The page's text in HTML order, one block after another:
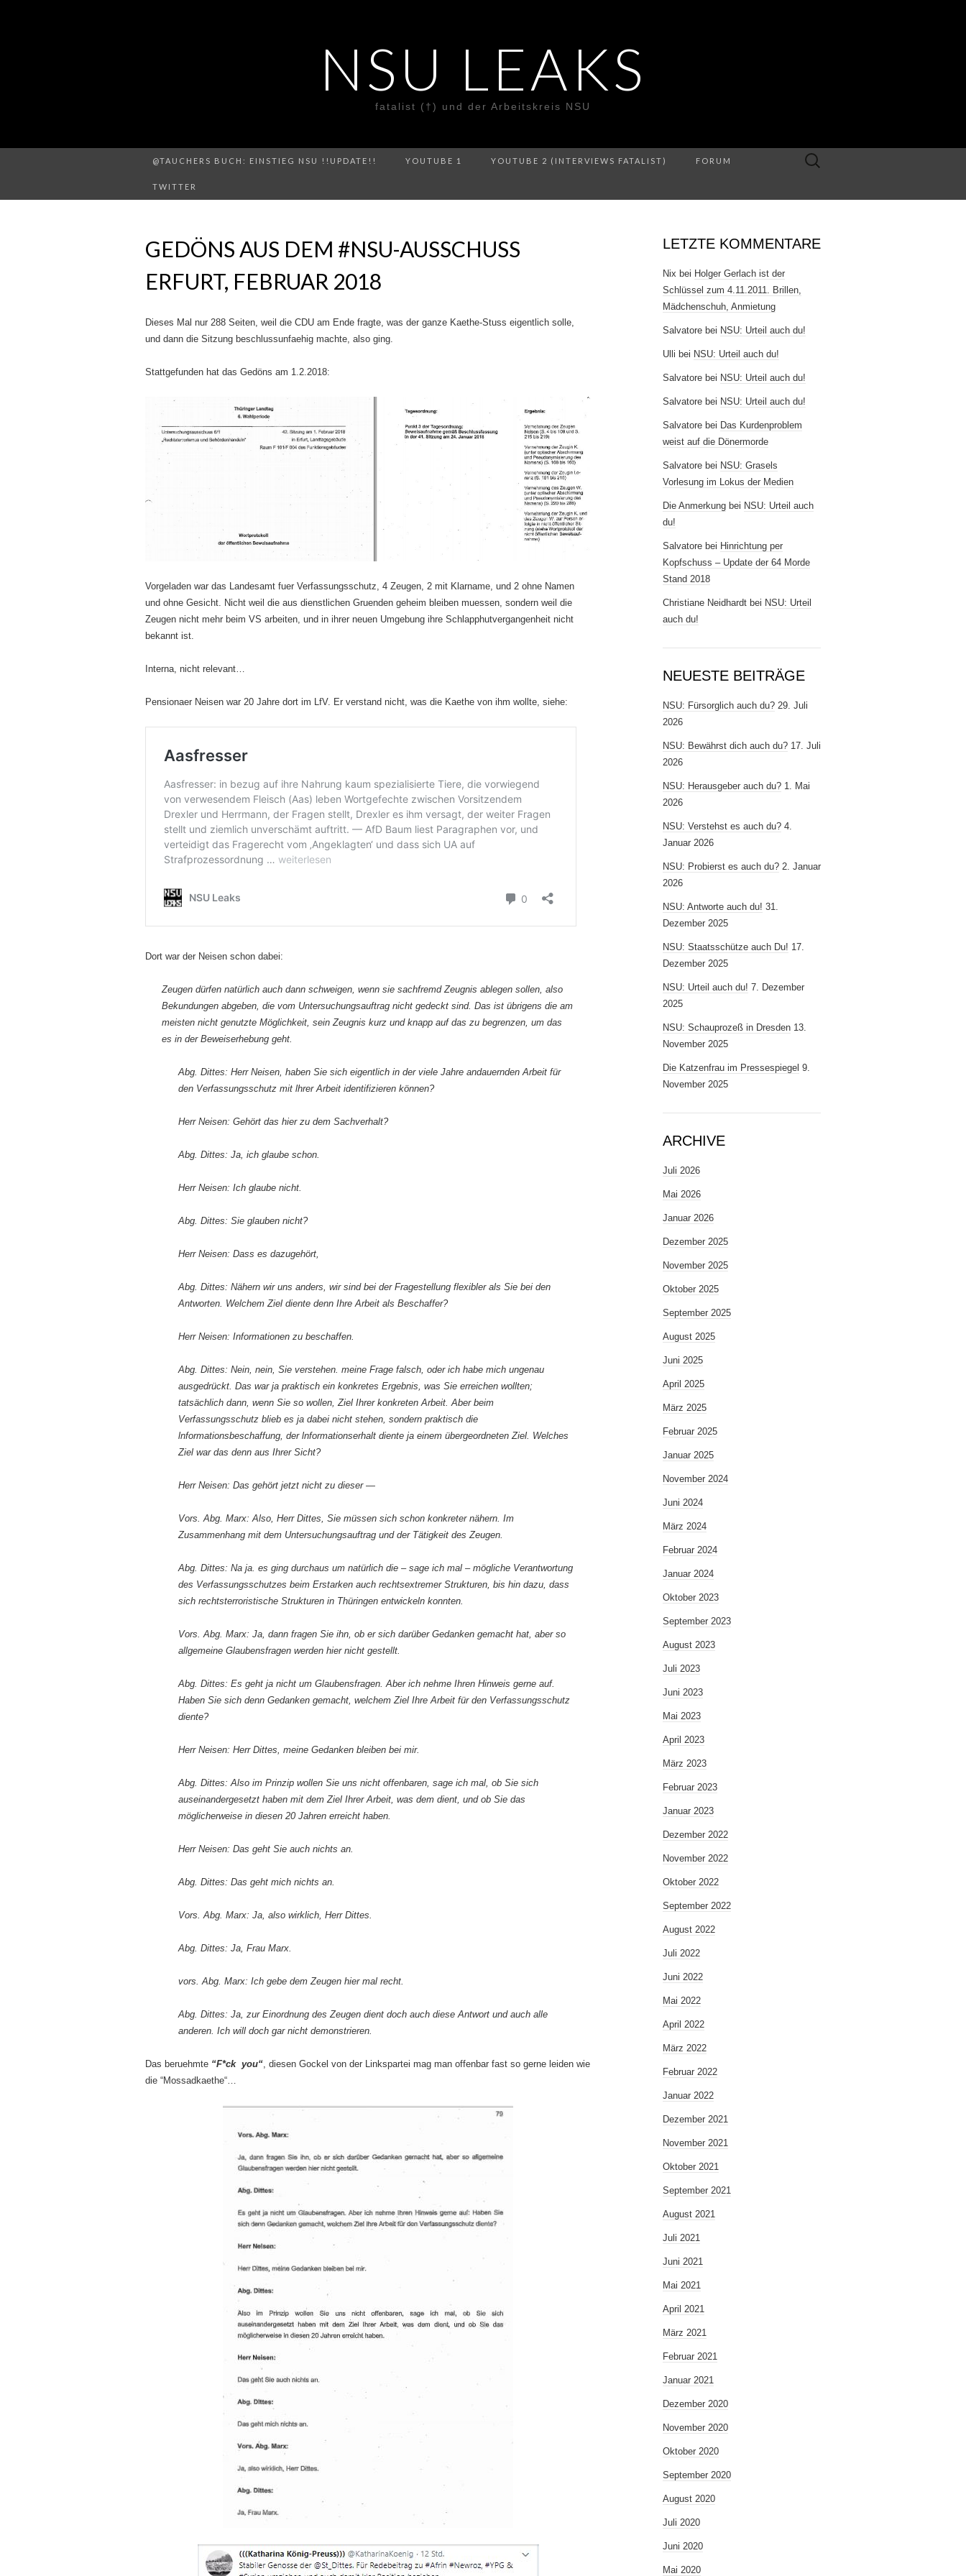
NSU LEAKS
fatalist (†) und der Arbeitskreis NSU
@TAUCHERS BUCH: EINSTIEG NSU !!UPDATE!! YOUTUBE 1 YOUTUBE 2 (INTERVIEWS FATALIST) FORUM
TWITTER
Suche
GEDÖNS AUS DEM #NSU-AUSSCHUSS
ERFURT, FEBRUAR 2018
Dieses Mal nur 288 Seiten, weil die CDU am Ende fragte, was der ganze Kaethe-Stuss eigentlich solle,
und dann die Sitzung beschlussunfaehig machte, also ging.
Stattgefunden hat das Gedöns am 1.2.2018:
Vorgeladen war das Landesamt fuer Verfassungsschutz, 4 Zeugen, 2 mit Klarname, und 2 ohne Namen
und ohne Gesicht. Nicht weil die aus dienstlichen Gruenden geheim bleiben muessen, sondern weil die
Zeugen nicht mehr beim VS arbeiten, und in ihrer neuen Umgebung ihre Schlapphutvergangenheit nicht
bekannt ist.
Interna, nicht relevant…
Pensionaer Neisen war 20 Jahre dort im LfV. Er verstand nicht, was die Kaethe von ihm wollte, siehe:
Dort war der Neisen schon dabei:
Zeugen dürfen natürlich auch dann schweigen, wenn sie sachfremd Zeugnis ablegen sollen, also
Bekundungen abgeben, die vom Untersuchungsauftrag nicht gedeckt sind. Das ist übrigens die am
meisten nicht genutzte Möglichkeit, sein Zeugnis kurz und knapp auf das zu begrenzen, um das
es in der Beweiserhebung geht.
Abg. Dittes: Herr Neisen, haben Sie sich eigentlich in der viele Jahre andauernden Arbeit für
den Verfassungsschutz mit lhrer Arbeit identifizieren können?
Herr Neisen: Gehört das hier zu dem Sachverhalt?
Abg. Dittes: Ja, ich glaube schon.
Herr Neisen: Ich glaube nicht.
Abg. Dittes: Sie glauben nicht?
Herr Neisen: Dass es dazugehört,
Abg. Dittes: Nähern wir uns anders, wir sind bei der Fragestellung flexibler als Sie bei den
Antworten. Welchem Ziel diente denn Ihre Arbeit als Beschaffer?
Herr Neisen: Informationen zu beschaffen.
Abg. Dittes: Nein, nein, Sie verstehen. meine Frage falsch, oder ich habe mich ungenau
ausgedrückt. Das war ja praktisch ein konkretes Ergebnis, was Sie erreichen wollten;
tatsächlich dann, wenn Sie so wollen, Ziel Ihrer konkreten Arbeit. Aber beim
Verfassungsschutz blieb es ja dabei nicht stehen, sondern praktisch die
lnformationsbeschaffung, der lnformationserhalt diente ja einem übergeordneten Ziel. Welches
Ziel war das denn aus Ihrer Sicht?
Herr Neisen: Das gehört jetzt nicht zu dieser —
Vors. Abg. Marx: Also, Herr Dittes, Sie müssen sich schon konkreter nähern. Im
Zusammenhang mit dem Untersuchungsauftrag und der Tätigkeit des Zeugen.
Abg. Dittes: Na ja. es ging durchaus um natürlich die – sage ich mal – mögliche Verantwortung
des Verfassungsschutzes beim Erstarken auch rechtsextremer Strukturen, bis hin dazu, dass
sich rechtsterroristische Strukturen in Thüringen entwickeln konnten.
Vors. Abg. Marx: Ja, dann fragen Sie ihn, ob er sich darüber Gedanken gemacht hat, aber so
allgemeine Glaubensfragen werden hier nicht gestellt.
Abg. Dittes: Es geht ja nicht um Glaubensfragen. Aber ich nehme Ihren Hinweis gerne auf.
Haben Sie sich denn Gedanken gemacht, welchem Ziel Ihre Arbeit für den Verfassungsschutz
diente?
Herr Neisen: Herr Dittes, meine Gedanken bleiben bei mir.
Abg. Dittes: Also im Prinzip wollen Sie uns nicht offenbaren, sage ich mal, ob Sie sich
auseinandergesetzt haben mit dem Ziel Ihrer Arbeit, was dem dient, und ob Sie das
möglicherweise in diesen 20 Jahren erreicht haben.
Herr Neisen: Das geht Sie auch nichts an.
Abg. Dittes: Das geht mich nichts an.
Vors. Abg. Marx: Ja, also wirklich, Herr Dittes.
Abg. Dittes: Ja, Frau Marx.
vors. Abg. Marx: Ich gebe dem Zeugen hier mal recht.
Abg. Dittes: Ja, zur Einordnung des Zeugen dient doch auch diese Antwort und auch alle
anderen. Ich will doch gar nicht demonstrieren.
Das beruehmte “F*ck you“ , diesen Gockel von der Linkspartei mag man offenbar fast so gerne leiden wie
die “Mossadkaethe“…
LETZTE KOMMENTARE
Nix bei Holger Gerlach ist der
Schlüssel zum 4.11.2011. Brillen,
Mädchenschuh, Anmietung
Salvatore bei NSU: Urteil auch du!
Ulli bei NSU: Urteil auch du!
Salvatore bei NSU: Urteil auch du!
Salvatore bei NSU: Urteil auch du!
Salvatore bei Das Kurdenproblem
weist auf die Dönermorde
Salvatore bei NSU: Grasels
Vorlesung im Lokus der Medien
Die Anmerkung bei NSU: Urteil auch
du!
Salvatore bei Hinrichtung per
Kopfschuss – Update der 64 Morde
Stand 2018
Christiane Neidhardt bei NSU: Urteil
auch du!
NEUESTE BEITRÄGE
NSU: Fürsorglich auch du? 29. Juli
2026
NSU: Bewährst dich auch du? 17. Juli
2026
NSU: Herausgeber auch du? 1. Mai
2026
NSU: Verstehst es auch du? 4.
Januar 2026
NSU: Probierst es auch du? 2. Januar
2026
NSU: Antworte auch du! 31.
Dezember 2025
NSU: Staatsschütze auch Du! 17.
Dezember 2025
NSU: Urteil auch du! 7. Dezember
2025
NSU: Schauprozeß in Dresden 13.
November 2025
Die Katzenfrau im Pressespiegel 9.
November 2025
ARCHIVE
Juli 2026
Mai 2026
Januar 2026
Dezember 2025
November 2025
Oktober 2025
September 2025
August 2025
Juni 2025
April 2025
März 2025
Februar 2025
Januar 2025
November 2024
Juni 2024
März 2024
Februar 2024
Januar 2024
Oktober 2023
September 2023
August 2023
Juli 2023
Juni 2023
Mai 2023
April 2023
März 2023
Februar 2023
Januar 2023
Dezember 2022
November 2022
Oktober 2022
September 2022
August 2022
Juli 2022
Juni 2022
Mai 2022
April 2022
März 2022
Februar 2022
Januar 2022
Dezember 2021
November 2021
Oktober 2021
September 2021
August 2021
Juli 2021
Juni 2021
Mai 2021
April 2021
März 2021
Februar 2021
Januar 2021
Dezember 2020
November 2020
Oktober 2020
September 2020
August 2020
Juli 2020
Juni 2020
Mai 2020